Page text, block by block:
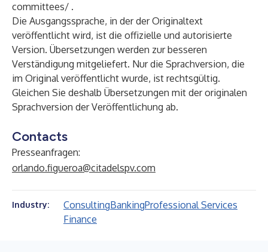
committees/ .
Die Ausgangssprache, in der der Originaltext
veröffentlicht wird, ist die offizielle und autorisierte
Version. Übersetzungen werden zur besseren
Verständigung mitgeliefert. Nur die Sprachversion, die
im Original veröffentlicht wurde, ist rechtsgültig.
Gleichen Sie deshalb Übersetzungen mit der originalen
Sprachversion der Veröffentlichung ab.
Contacts
Presseanfragen:
orlando.figueroa@citadelspv.com
Industry: ConsultingBankingProfessional Services
Finance